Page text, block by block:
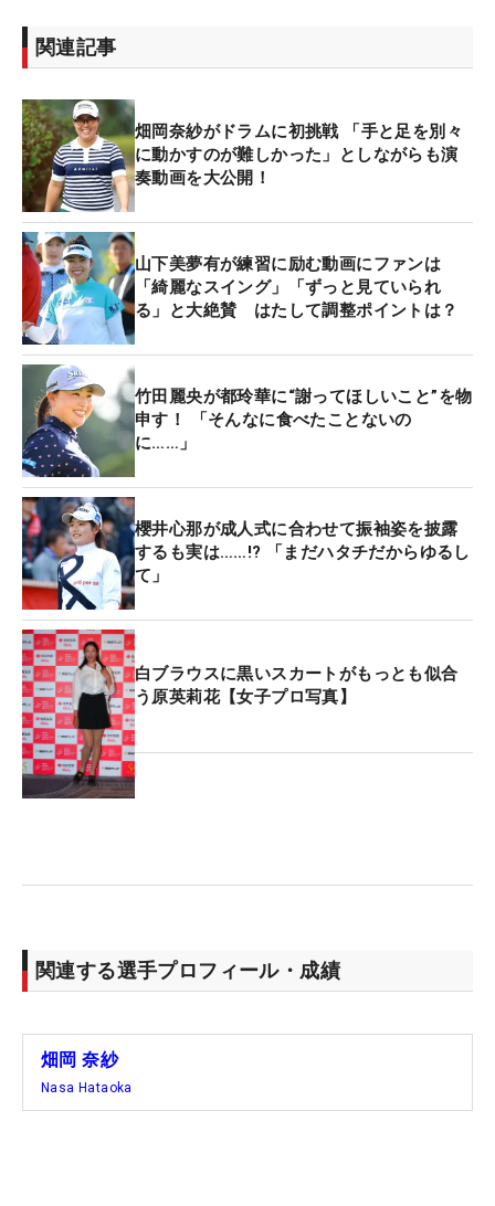
関連記事
畑岡奈紗がドラムに初挑戦 「手と足を別々
に動かすのが難しかった」としながらも演
奏動画を大公開！
山下美夢有が練習に励む動画にファンは
「綺麗なスイング」「ずっと見ていられ
る」と大絶賛 はたして調整ポイントは？
竹田麗央が都玲華に“謝ってほしいこと”を物
申す！ 「そんなに食べたことないの
に……」
櫻井心那が成人式に合わせて振袖姿を披露
するも実は……!? 「まだハタチだからゆるし
て」
白ブラウスに黒いスカートがもっとも似合
う原英莉花【女子プロ写真】
関連する選手プロフィール・成績
畑岡 奈紗
Nasa Hataoka